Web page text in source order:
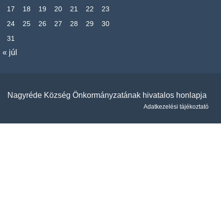
17
18 19 20 21 22
23
24
25 26 27 28 29
30
31
« júl
Nagyréde Község Önkormányzatának hivatalos honlapja
Adatkezelési tájékoztató